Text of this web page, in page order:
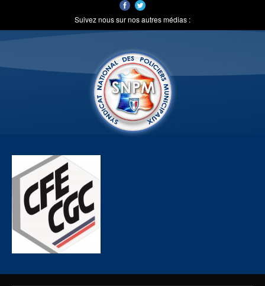
Suivez nous sur nos autres médias :